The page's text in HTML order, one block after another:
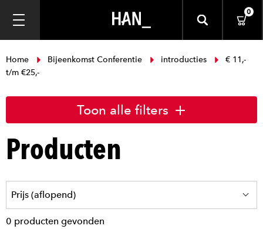
0
Home Bijeenkomst Conferentie introducties
€ 11,-
t/m €25,-
Toon alle filters
Producten
0 producten gevonden